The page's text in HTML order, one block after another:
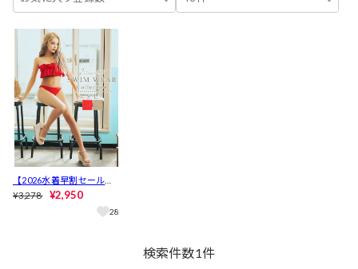
【2026水着早割セール】
[2点SET]フリルバンドゥ
ビキニ【dazzy beach/20
¥3,278 ¥2,950
28
検索件数1件